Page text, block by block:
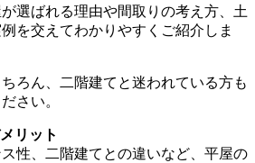
選ばれる理由や間取りの考え方、土
を交えてわかりやすくご紹介しま
ろん、二階建てと迷われている方も
さい。
リット
性、二階建てとの違いなど、平屋の